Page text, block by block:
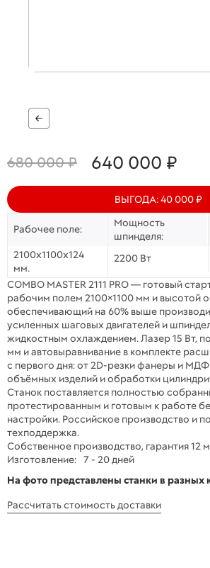
680 000 ₽ 640 000 ₽
ВЫГОДА: 40 000 ₽
Рабочее поле:
2100х1100х124
мм.
Мощность
шпинделя:
2200 Вт
COMBO MASTER 2111 PRO — готовый
рабочим полем 2100×1100 мм и высотой
обеспечивающий на 60% выше
усиленных шаговых двигателей и
жидкостным охлаждением. Лазер 15 Вт,
мм и автовыравнивание в комплекте
с первого дня: от 2D-резки фанеры и
объёмных изделий и обработки
Станок поставляется полностью
протестированным и готовым к работе
настройки. Российское производство и
техподдержка.
Собственное производство, гарантия 12
Изготовление: 7 - 20 дней
На фото представлены станки в разных
Рассчитать стоимость доставки